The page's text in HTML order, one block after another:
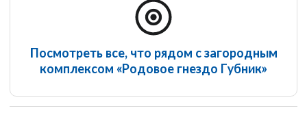
Посмотреть все, что рядом с загородным
комплексом «Родовое гнездо Губник»